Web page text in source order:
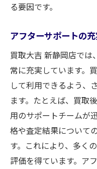
る要因です。
アフターサポートの
買取大吉 新静岡店で
常に充実しています。
して利用できるよう、
ます。たとえば、買取
用のサポートチームが
格や査定結果について
す。これにより、多く
評価を得ています。ア